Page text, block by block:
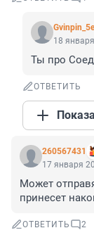
18
Ты про
ОТВЕТИТЬ
260567431
17 января
Может
принесет
ОТВЕТИТЬ 2